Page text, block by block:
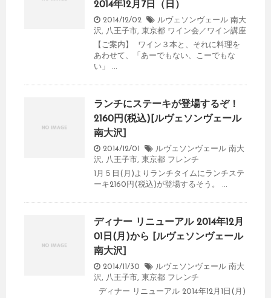
2014年12月7日（日）
2014/12/02
ルヴェソンヴェール 南大
沢 , 八王子市, 東京都 ワイン会／ワイン講座
【ご案内】 ワイン３本と、それに料理を
あわせて、「あーでもない、こーでもな
い」 ...
ランチにステーキが登場するぞ！
2160円(税込)[ルヴェソンヴェール
南大沢]
2014/12/01
ルヴェソンヴェール 南大
沢 , 八王子市, 東京都 フレンチ
1月５日(月)よりランチタイムにランチステ
ーキ2160円(税込)が登場するそう。 ...
ディナー リニューアル 2014年12月
01日(月)から [ルヴェソンヴェール
南大沢]
2014/11/30
ルヴェソンヴェール 南大
沢 , 八王子市, 東京都 フレンチ
ディナー リニューアル 2014年12月1日(月)